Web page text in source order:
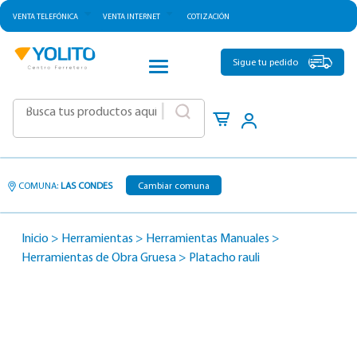
VENTA TELEFÓNICA VENTA INTERNET COTIZACIÓN
CATEGORÍAS
Sigue tu pedido
COMUNA: LAS CONDES Cambiar comuna
Inicio > Herramientas > Herramientas Manuales >
Herramientas de Obra Gruesa > Platacho rauli